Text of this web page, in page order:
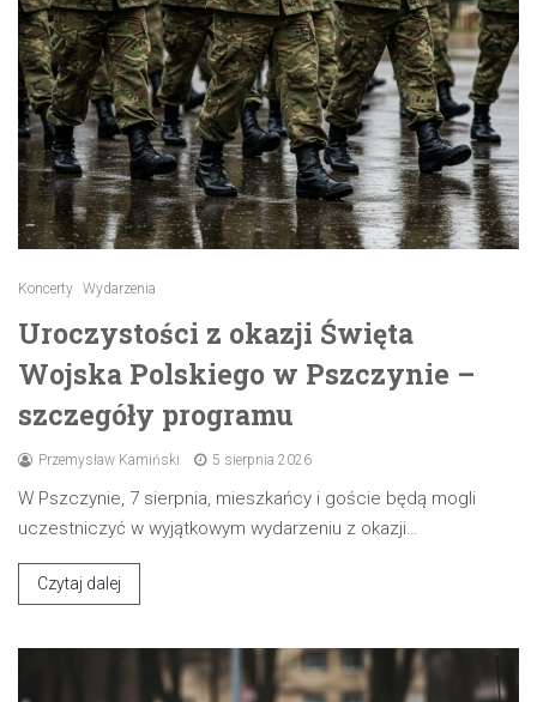
Koncerty Wydarzenia
Uroczystości z okazji Święta
Wojska Polskiego w Pszczynie –
szczegóły programu
Przemysław Kamiński 5 sierpnia 2026
W Pszczynie, 7 sierpnia, mieszkańcy i goście będą mogli
uczestniczyć w wyjątkowym wydarzeniu z okazji…
Czytaj dalej